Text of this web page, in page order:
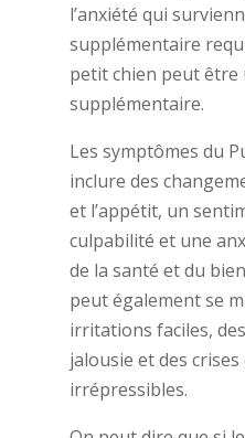
l’anxiété qui
supplémentaire
petit chien peut être
supplémentaire.
Les symptômes du
inclure des
et l’appétit, un
culpabilité et une
de la santé et du
peut également se
irritations faciles,
jalousie et des
irrépressibles.